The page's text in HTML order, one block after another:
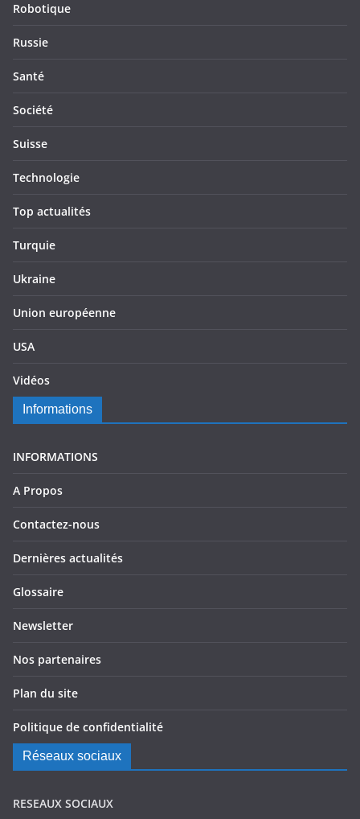
Robotique
Russie
Santé
Société
Suisse
Technologie
Top actualités
Turquie
Ukraine
Union européenne
USA
Vidéos
Informations
INFORMATIONS
A Propos
Contactez-nous
Dernières actualités
Glossaire
Newsletter
Nos partenaires
Plan du site
Politique de confidentialité
Réseaux sociaux
RESEAUX SOCIAUX